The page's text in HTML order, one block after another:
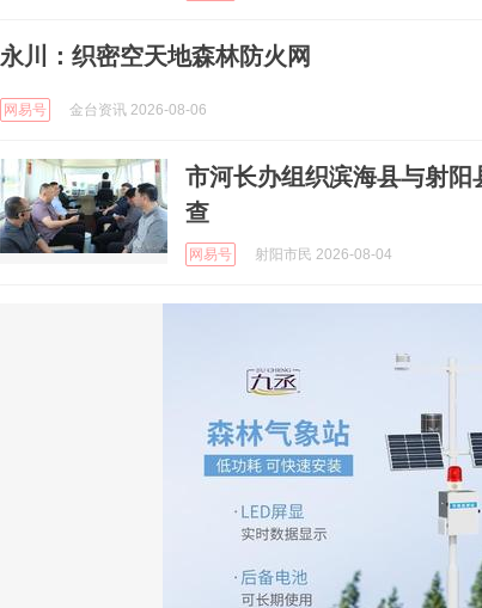
永川：织密空天地森林防火网
网易号 金台资讯 2026-08-06
市河长办组织滨海县与射阳
查
网易号 射阳市民 2026-08-04